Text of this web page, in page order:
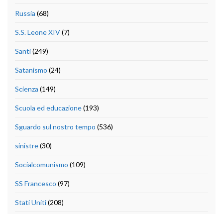
Russia (68)
S.S. Leone XIV(7)
Santi(249)
Satanismo (24)
Scienza (149)
Scuola ed educazione(193)
Sguardo sul nostro tempo (536)
sinistre(30)
Socialcomunismo (109)
SS Francesco (97)
Stati Uniti(208)